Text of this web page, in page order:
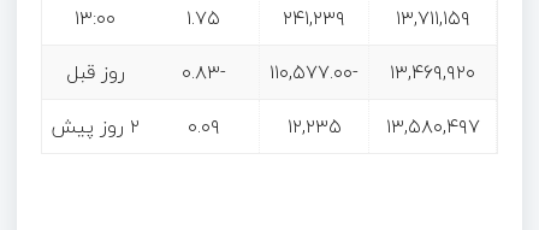
۱۳,۷۱۱,۱۵۹
۲۴۱,۲۳۹ ۱.۷۵
۱۳:۰۰
۱۳,۴۶۹,۹۲۰
-۱۱۰,۵۷۷.۰۰ -۰.۸۳
روز قبل
۱۳,۵۸۰,۴۹۷
۱۲,۲۳۵ ۰.۰۹ ۲ روز پیش